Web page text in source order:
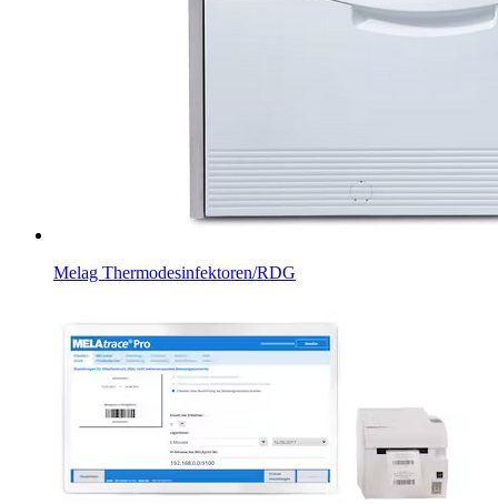
Melag Thermodesinfektoren/RDG